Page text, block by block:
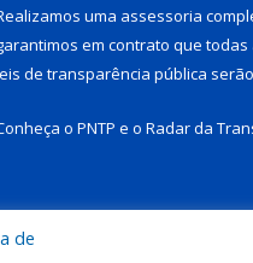
uma assessoria
em contrato que todas
de transparência pública
o PNTP e o Radar da
de